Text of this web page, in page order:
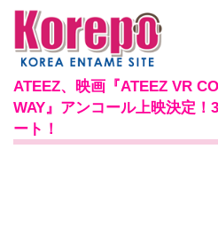
ATEEZ、映画『ATEEZ VR
WAY』アンコール上映決定！
ート！